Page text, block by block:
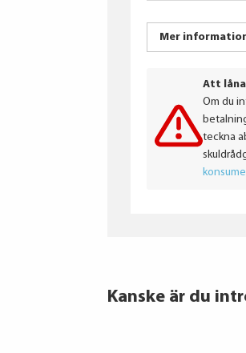
Mer
Att
Om du
teckna
Kanske är du